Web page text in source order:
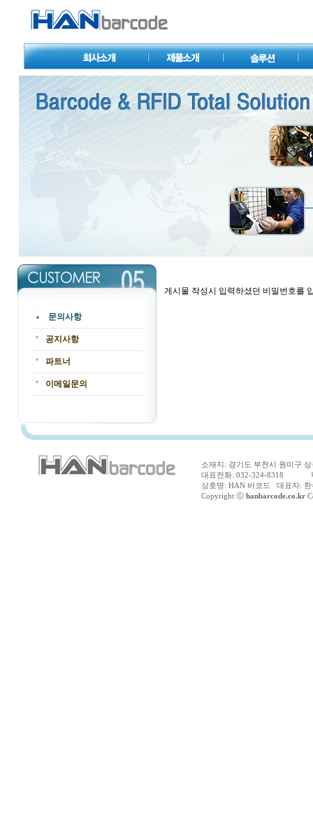
문의사항
공지사항
파트너
이메일문의
게시물 작성시 입력하셨던 비밀번호를
소재지: 경기도 부천시 원미구
대표전화: 032-324-8318 팩
상호명: HAN 바코드 대표자:
Copyright ⓒ hanbarcode.co.kr